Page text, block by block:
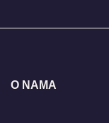
O NAMA